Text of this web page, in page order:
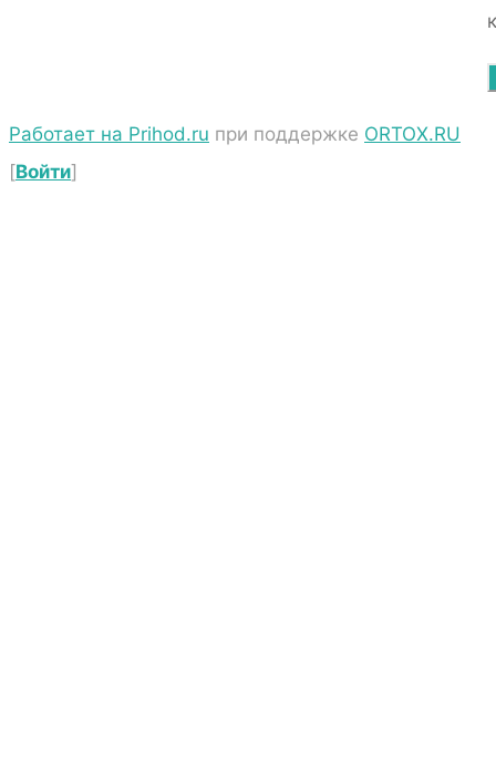
Работает на Prihod.ru при поддержке ORTOX.RU
[Войти]